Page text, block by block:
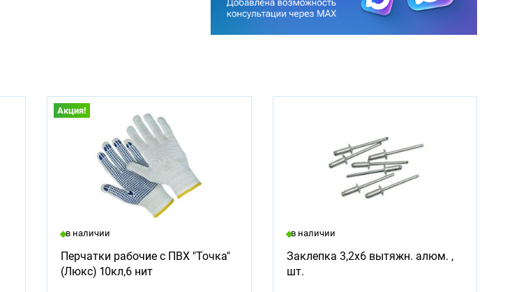
Акция!
в наличии
Перчатки рабочие с ПВХ "Точка"
(Люкс) 10кл,6 нит
в наличии
Заклепка 3,2х6 вытяжн. алюм. ,
шт.